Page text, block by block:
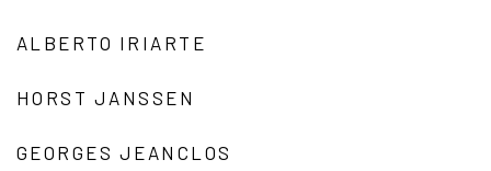
ALBERTO IRIARTE
HORST JANSSEN
GEORGES JEANCLOS